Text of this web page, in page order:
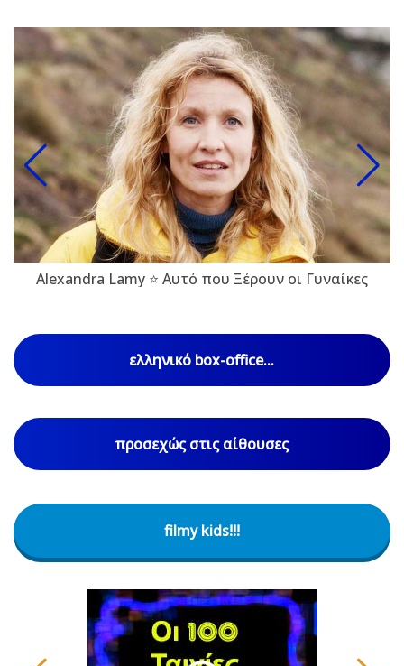
Alexandra Lamy ⭐ Αυτό που Ξέρουν οι Γυναίκες
ελληνικό box-office...
προσεχώς στις αίθουσες
filmy kids!!!